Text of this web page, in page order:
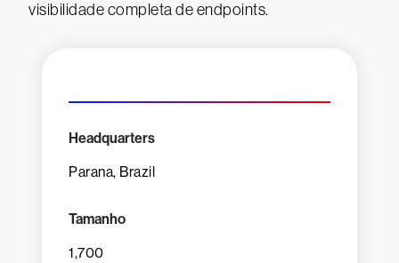
visibilidade completa de endpoints.
Headquarters
Parana, Brazil
Tamanho
1,700